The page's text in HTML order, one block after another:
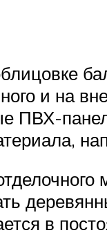
и на
ПВХ-
в